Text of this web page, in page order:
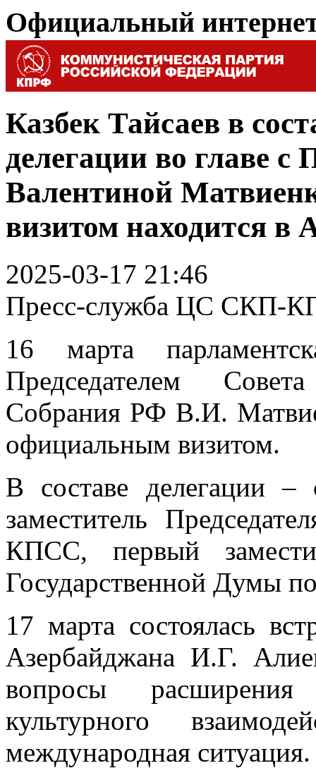
Официальный
Казбек Тайсаев в
делегации во главе с
Валентиной
визитом находится в
2025-03-17 21:46
Пресс-служба ЦС СКП-
16 марта
Председателем
Собрания РФ В.И.
официальным визитом.
В составе делегации
заместитель
КПСС, первый
Государственной Думы
17 марта состоялась
Азербайджана И.Г.
вопросы расширения
культурного
международная ситуация.